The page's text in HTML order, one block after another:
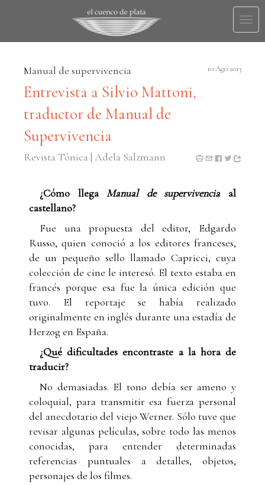
Manual de supervivencia 10 Ago 2013
Entrevista a Silvio Mattoni,
traductor de Manual de
Supervivencia
Revista Tónica | Adela Salzmann
¿Cómo llegaManual de supervivenciaal
castellano?
Fue una propuesta del editor, Edgardo
Russo, quien conoció a los editores franceses,
de un pequeño sello llamado Capricci, cuya
colección de cine le interesó. El texto estaba en
francés porque esa fue la única edición que
tuvo. El reportaje se había realizado
originalmente en inglés durante una estadía de
Herzog en España.
¿Qué dificultades encontraste a la hora de
traducir?
No demasiadas. El tono debía ser ameno y
coloquial, para transmitir esa fuerza personal
del anecdotario del viejo Werner. Sólo tuve que
revisar algunas películas, sobre todo las menos
conocidas, para entender determinadas
referencias puntuales a detalles, objetos,
personajes de los filmes.